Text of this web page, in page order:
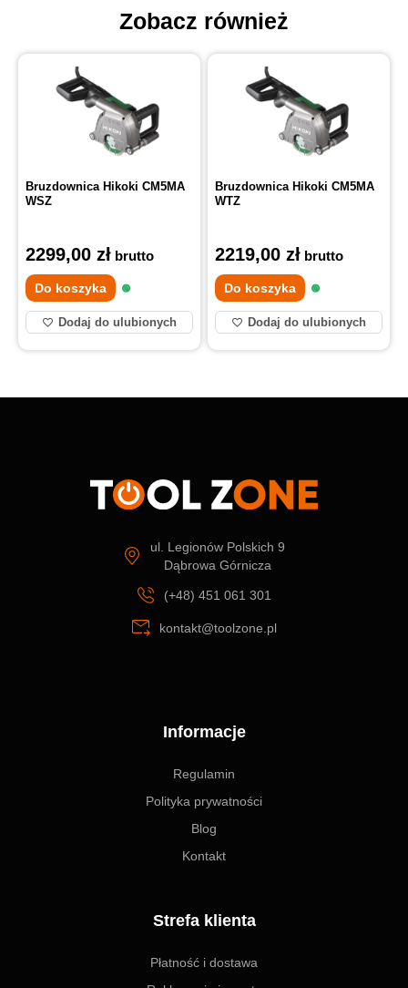
Zobacz również
Bruzdownica Hikoki CM5MA
WSZ
2299,00 zł brutto
Do koszyka
Dodaj do ulubionych
Bruzdownica Hikoki CM5MA
WTZ
2219,00zł brutto
Do koszyka
Dodaj do ulubionych
ul. Legionów Polskich 9
Dąbrowa Górnicza
(+48) 451 061 301
kontakt@toolzone.pl
Informacje
Regulamin
Polityka prywatności
Blog
Kontakt
Strefa klienta
Płatność i dostawa